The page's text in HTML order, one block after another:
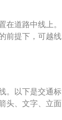
。值得一提的
，可以在此区域
道线。潮汐车
潮汐车道，通过
数，提高车道使
过核定人数未达
方车道，穿插等
横道，不按规定
指示行驶转弯的
。未让左转弯车
向行驶。
在道路中线上。
前提下，可越线
方向的车道，一
线。无论单黄线
头。单黄线一般
于较宽路面白
道。实线是不可
。以下是交通标
头、文字、立面
等交通信息的标